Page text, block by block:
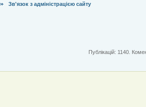
Зв'язок з адміністрацією сайту
Публікацій: 1140.